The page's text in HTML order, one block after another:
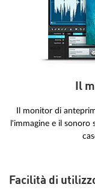
Il
Il monitor di
l'immagine e il sonoro
Facilità di